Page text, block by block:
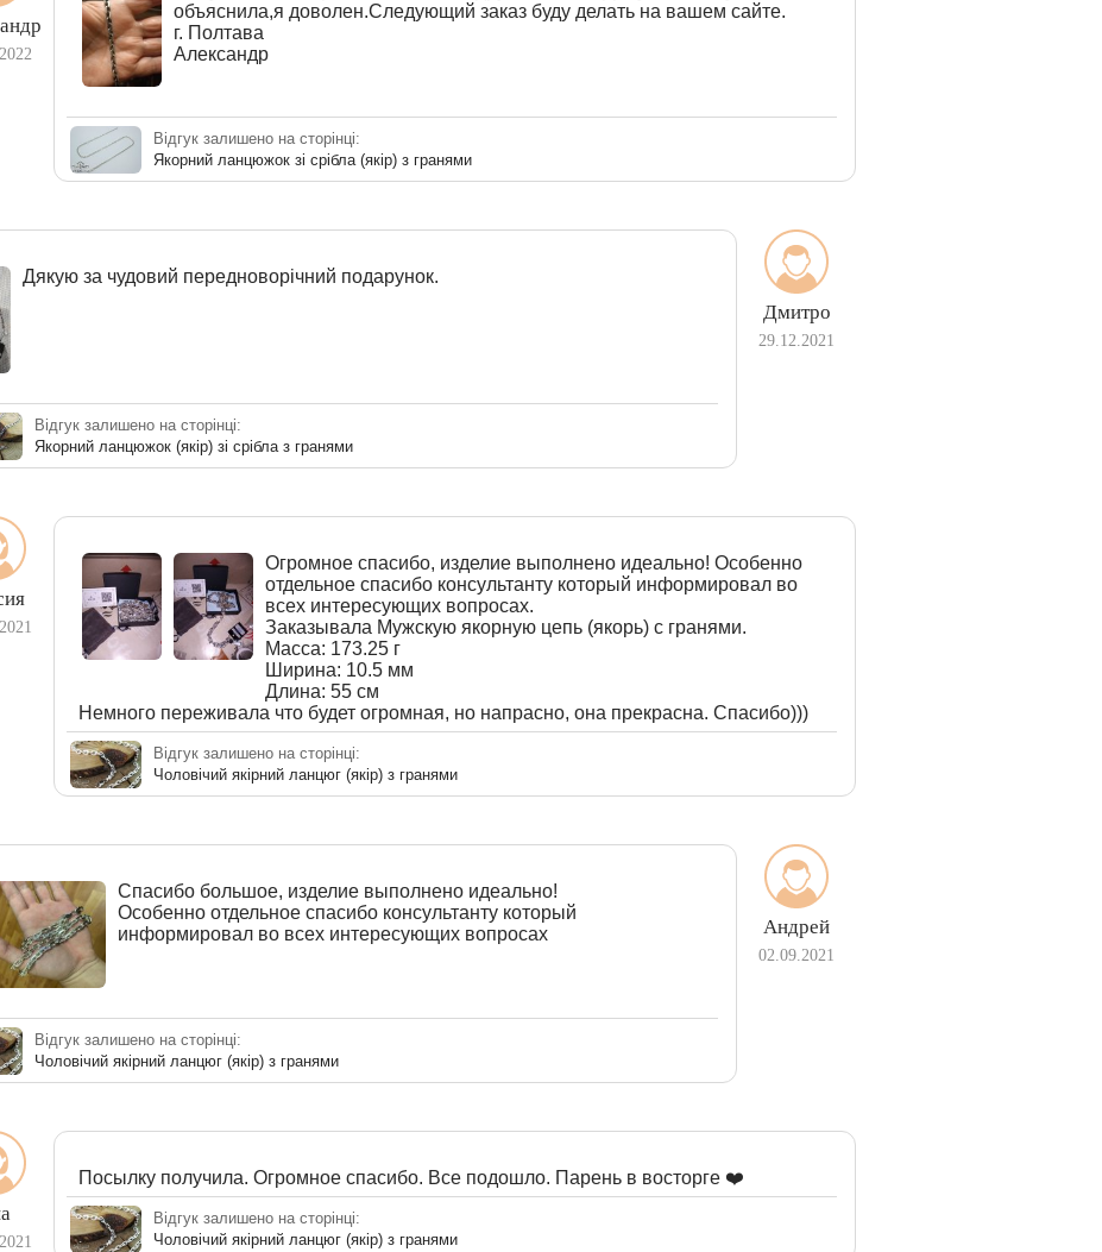
объяснила,я доволен.Следующий заказ буду делать на вашем сайте.
г. Полтава
Александр
Відгук залишено на сторінці:
Якорний ланцюжок зі срібла (якір) з гранями
Дмитро
29.12.2021
Дякую за чудовий передноворічний подарунок.
Відгук залишено на сторінці:
Якорний ланцюжок (якір) зі срібла з гранями
Огромное спасибо, изделие выполнено идеально! Особенно
отдельное спасибо консультанту который информировал во
всех интересующих вопросах.
Заказывала Мужскую якорную цепь (якорь) с гранями.
Масса: 173.25 г
Ширина: 10.5 мм
Длина: 55 см
Немного переживала что будет огромная, но напрасно, она прекрасна. Спасибо)))
Відгук залишено на сторінці:
Чоловічий якірний ланцюг (якір) з гранями
Андрей
02.09.2021
Спасибо большое, изделие выполнено идеально!
Особенно отдельное спасибо консультанту который
информировал во всех интересующих вопросах
Відгук залишено на сторінці:
Чоловічий якірний ланцюг (якір) з гранями
Посылку получила. Огромное спасибо. Все подошло. Парень в восторге ❤️
Відгук залишено на сторінці:
Чоловічий якірний ланцюг (якір) з гранями